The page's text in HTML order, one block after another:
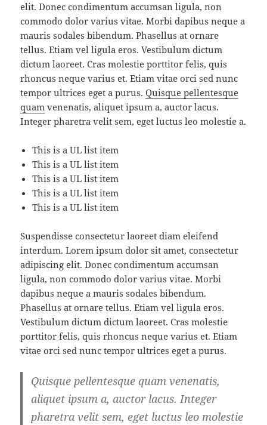
elit. Donec condimentum accumsan ligula, non
commodo dolor varius vitae. Morbi dapibus neque a
mauris sodales bibendum. Phasellus at ornare
tellus. Etiam vel ligula eros. Vestibulum dictum
dictum laoreet. Cras molestie porttitor felis, quis
rhoncus neque varius et. Etiam vitae orci sed nunc
tempor ultrices eget a purus.Quisque pellentesque
quam venenatis, aliquet ipsum a, auctor lacus.
Integer pharetra velit sem, eget luctus leo molestie a.
This is a UL list item
This is a UL list item
This is a UL list item
This is a UL list item
This is a UL list item
Suspendisse consectetur laoreet diam eleifend
interdum. Lorem ipsum dolor sit amet, consectetur
adipiscing elit. Donec condimentum accumsan
ligula, non commodo dolor varius vitae. Morbi
dapibus neque a mauris sodales bibendum.
Phasellus at ornare tellus. Etiam vel ligula eros.
Vestibulum dictum dictum laoreet. Cras molestie
porttitor felis, quis rhoncus neque varius et. Etiam
vitae orci sed nunc tempor ultrices eget a purus.
Quisque pellentesque quam venenatis,
aliquet ipsum a, auctor lacus. Integer
pharetra velit sem, eget luctus leo molestie